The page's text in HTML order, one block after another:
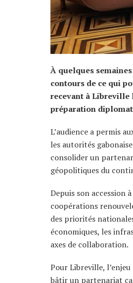
À quelques
contours de ce qui
recevant à Libreville
préparation
L’audience a permis
les autorités
consolider un
géopolitiques du
Depuis son accession
coopérations
des priorités
économiques, les
axes de collaboration.
Pour Libreville,
bâtir un partenariat